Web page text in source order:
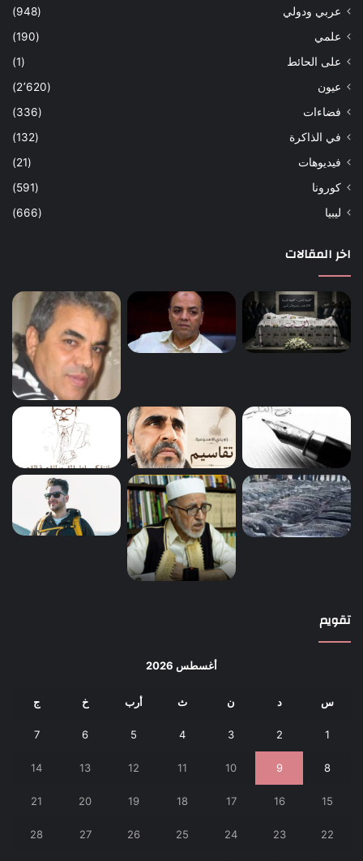
عربي ودولي
(948)
علمي
(190)
على الحائط
(1)
عيون
(2٬620)
فضاءات
(336)
في الذاكرة
(132)
فيديوهات
(21)
كورونا
(591)
ليبيا
(666)
اخر المقالات
تقويم
أغسطس 2026
س د ن ث أرب خ ج
1
2
3
4
5
6
7
8
9
10
11
12
13
14
15
16
17
18
19
20
21
22
23
24
25
26
27
28